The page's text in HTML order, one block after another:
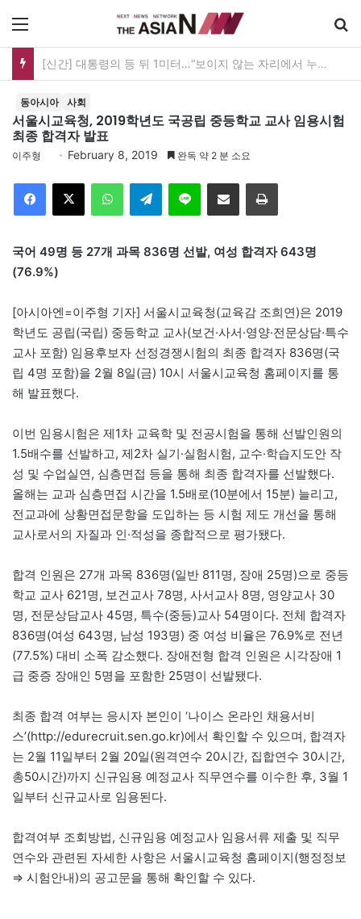
[신간] 대통령의 등 뒤 1미터…“보이지 않는 자리에서 누구를 지킨다는 것”
동아시아 사회
서울시교육청, 2019학년도 국공립 중등학교 교사 임용시험
최종 합격자 발표
이주형 February 8, 2019 완독 약 2 분 소요
Telegram 이메일
국어 49명 등 27개 과목 836명 선발, 여성 합격자 643명
(76.9%)
[아시아엔=이주형 기자] 서울시교육청(교육감 조희연)은 2019
학년도 공립(국립) 중등학교 교사(보건·사서·영양·전문상담·특수
교사 포함) 임용후보자 선정경쟁시험의 최종 합격자 836명(국
립 4명 포함)을 2월 8일(금) 10시 서울시교육청 홈페이지를 통
해 발표했다.
이번 임용시험은 제1차 교육학 및 전공시험을 통해 선발인원의
1.5배수를 선발하고, 제2차 실기·실험시험, 교수·학습지도안 작
성 및 수업실연, 심층면접 등을 통해 최종 합격자를 선발했다.
올해는 교과 심층면접 시간을 1.5배로(10분에서 15분) 늘리고,
전교과에 상황면접문항을 도입하는 등 시험 제도 개선을 통해
교사로서의 자질과 인·적성을 종합적으로 평가됐다.
합격 인원은 27개 과목 836명(일반 811명, 장애 25명)으로 중등
학교 교사 621명, 보건교사 78명, 사서교사 8명, 영양교사 30
명, 전문상담교사 45명, 특수(중등)교사 54명이다. 전체 합격자
836명(여성 643명, 남성 193명) 중 여성 비율은 76.9%로 전년
(77.5%) 대비 소폭 감소했다. 장애전형 합격 인원은 시각장애 1
급 중증 장애인 5명을 포함한 25명이 선발됐다.
최종 합격 여부는 응시자 본인이 ‘나이스 온라인 채용서비
스’(http://edurecruit.sen.go.kr)에서 확인할 수 있으며, 합격자
는 2월 11일부터 2월 20일(원격연수 20시간, 집합연수 30시간,
총50시간)까지 신규임용 예정교사 직무연수를 이수한 후, 3월 1
일부터 신규교사로 임용된다.
합격여부 조회방법, 신규임용 예정교사 임용서류 제출 및 직무
연수와 관련된 자세한 사항은 서울시교육청 홈페이지(행정정보
⇒ 시험안내)의 공고문을 통해 확인할 수 있다.